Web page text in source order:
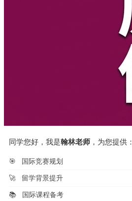
同学您好，我是翰林老师 ，为您提供：
🎯 国际竞赛规划
🚀 留学背景提升
📚 国际课程备考